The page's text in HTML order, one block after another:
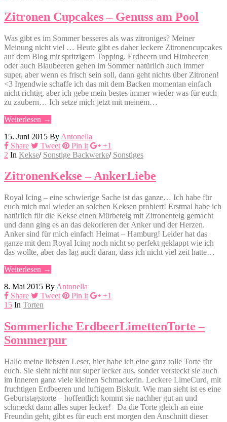
Zitronen Cupcakes – Genuss am Pool
Was gibt es im Sommer besseres als was zitroniges? Meiner
Meinung nicht viel … Heute gibt es daher leckere Zitronencupcakes
auf dem Blog mit spritzigem Topping. Erdbeern und Himbeeren
oder auch Blaubeeren gehen im Sommer natürlich auch immer
super, aber wenn es frisch sein soll, dann geht nichts über Zitronen!
<3 Irgendwie schaffe ich das mit dem Backen momentan einfach
nicht richtig, aber ich gebe mein bestes immer wieder was für euch
zu zaubern… Ich setze mich jetzt mit meinem…
Weiterlesen →
15. Juni 2015 By Antonella
Share
Tweet Pin it
+1
2 In Kekse/ Sonstige Backwerke/ Sonstiges
ZitronenKekse – AnkerLiebe
Royal Icing – eine schwierige Sache ist das ganze… Ich habe für
euch mich mal wieder an solchen Keksen probiert! Erstmal habe ich
natürlich für die Kekse einen Mürbeteig mit Zitronenteig gemacht
und dann ging es an das dekorieren der Anker und der Herzen.
Anker sind für mich einfach Heimat – Hamburg! Leider hat das
ganze mit dem Royal Icing noch nicht so perfekt geklappt wie ich
das wollte, aber das lag auch daran, dass ich nicht viel zeit hatte…
Weiterlesen →
8. Mai 2015 By Antonella
Share
Tweet Pin it
+1
15 In Torten
Sommerliche ErdbeerLimettenTorte –
Sommerpur
Hallo meine liebsten Leser, hier habe ich eine ganz tolle Torte für
euch. Sie sieht nicht nur super lecker aus, sonder versteckt sie auch
im Inneren ganz viele kleinen Schmackerln. Leckere LimeCurd, mit
fruchtigen Erdbeeren und luftigem Biskuit. Wie man sieht ist es eine
Geburtstagstorte – hoffentlich kommt sie nachher gut an und
schmeckt dann alles super lecker! Da die Torte gleich an eine
Freundin geht, gibt es für euch erst morgen den Anschnitt dieser